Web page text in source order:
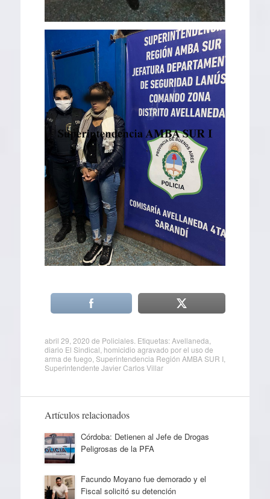
abril 29, 2020 de Policiales. Etiquetas:Avellaneda
diario El Sindical homicidio agravado por el uso de
arma de fuego Superintendencia Región AMBA SUR I,
Superintendente Javier Carlos Villar
Artículos relacionados
Córdoba: Detienen al Jefe de Drogas
Peligrosas de la PFA
Facundo Moyano fue demorado y el
Fiscal solicitó su detención